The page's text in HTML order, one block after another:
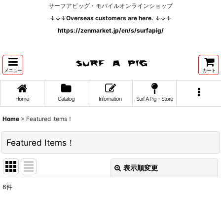
サーフアピッグ・モバイルオンラインショップ
↓↓↓Overseas customers are here. ↓↓↓
https://zenmarket.jp/en/s/surfapig/
メニュー カート
Home Catalog Infomation Surf A Pig・Store
Home > Featured Items！
Featured Items！
表示順変更
6件